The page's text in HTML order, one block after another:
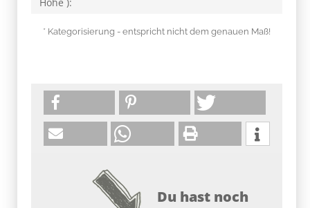
* Kategorisierung - entspricht nicht dem genauen Maß!
Du hast noch